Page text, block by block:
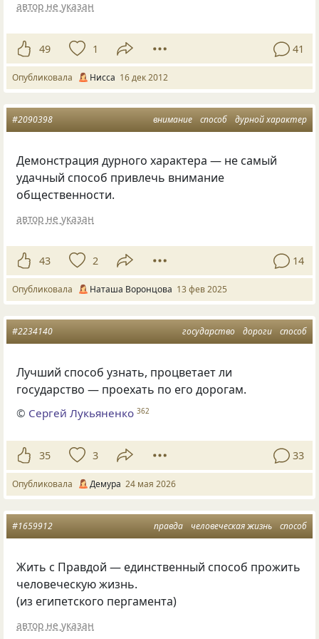
автор не указан
49 1 41
Опубликовала Нисса 16 дек 2012
внимание способ дурной характер
#2090398
Демонстрация дурного характера — не самый
удачный способ привлечь внимание
общественности.
автор не указан
43 2 14
Опубликовала Наташа Воронцова 13 фев 2025
государство дороги способ
#2234140
Лучший способ узнать, процветает ли
государство — проехать по его дорогам.
© Сергей Лукьяненко 362
35 3 33
Опубликовала Демура 24 мая 2026
правда человеческая жизнь способ
#1659912
Жить с Правдой — единственный способ прожить
человеческую жизнь.
(из египетского пергамента)
автор не указан